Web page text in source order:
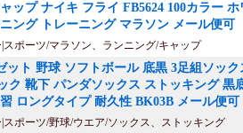
ップ ナイキ フライ FB5624 100カラー ホ
ニング トレーニング マラソン メール便可
スポーツ/マラソン、ランニング/キャップ
ット 野球 ソフトボール 底黒 3足組ソック
ク 靴下 パンダソックス ストッキング 黒
ロングタイプ 耐久性 BK03B メール便可
スポーツ/野球/ウエア/ソックス、ストッキング